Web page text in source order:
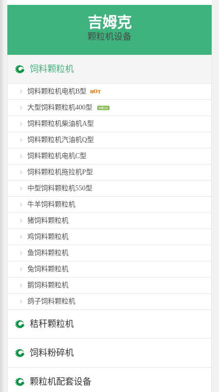
吉姆克
颗粒机设备
饲料颗粒机
饲料颗粒机电机B型
大型饲料颗粒机400型
饲料颗粒机柴油机A型
饲料颗粒机汽油机Q型
饲料颗粒机电机C型
饲料颗粒机拖拉机P型
中型饲料颗粒机550型
牛羊饲料颗粒机
猪饲料颗粒机
鸡饲料颗粒机
鱼饲料颗粒机
兔饲料颗粒机
鹅饲料颗粒机
鸽子饲料颗粒机
秸秆颗粒机
饲料粉碎机
颗粒机配套设备